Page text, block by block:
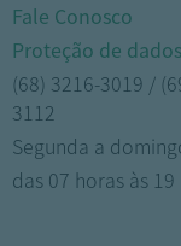
Fale Conosco
Proteção de dados
(68) 3216-3019 /
3112
Segunda a
das 07 horas às 19